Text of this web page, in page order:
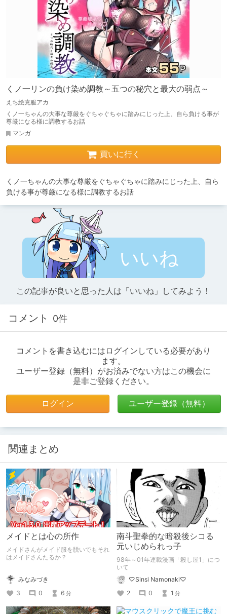
くノ一リンの負け染め調教～五つの秘穴と最大の弱点～
えち絵克服アカ
くノ一ちゃんの大事な尊厳をぐちゃぐちゃに踏みにじった上、自ら負ける事が
尊厳になる様に調教するお話
マンガ
買いに行く
くノ一ちゃんの大事な尊厳をぐちゃぐちゃに踏みにじった上、自ら
負ける事が尊厳になる様に調教するお話
いいね
この記事が良いと思った人は「いいね」してみよう！
コメント 0件
コメントを書き込むにはログインしている必要があり
ます。
ユーザー登録（無料）がお済みでない方はこの機会に
是非ご登録ください。
ログイン ユーザー登録（無料）
関連まとめ
メイドとは心の所作
メイドさんがメイド服を脱いでもそれ
はメイドさんたるか？
みなみづき
3
0 6 分
南斗聖拳的な暗殺後シコる
元いじめられっ子
98年～01年連載漫画「殺し屋1」につ
いて
♡Sinsi Namonaki♡
2
0 1 分